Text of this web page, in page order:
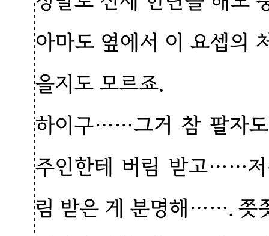
아마도 옆에서 이 요셉의
을지도 모르죠.
하이구……그거 참 팔자
주인한테 버림 받고……저
림 받은 게 분명해……. 쯧